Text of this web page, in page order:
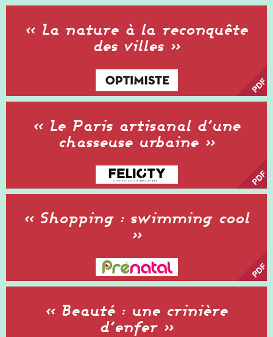
« La nature à la reconquête
des villes »
« Le Paris artisanal d’une
chasseuse urbaine »
« Shopping : swimming cool
»
« Beauté : une crinière
d’enfer »